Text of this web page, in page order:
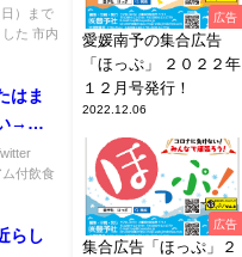
）まで
た 市内
はま
→完
付飲食
らし
広告
愛媛南予の集合広告
「ほっぷ」 ２０２２年
１２月号発行！
2022.12.06
広告
集合広告「ほっぷ」２